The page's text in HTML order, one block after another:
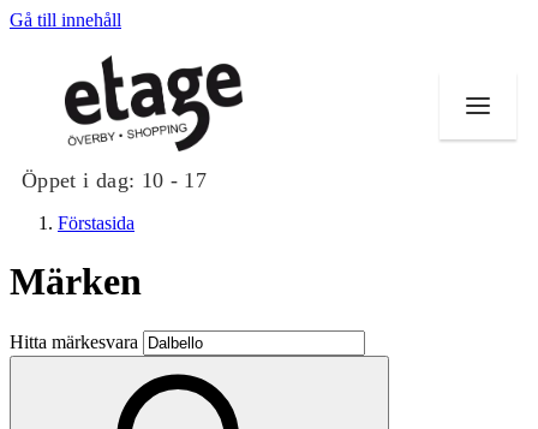
Gå till innehåll
Öppet i dag: 10 - 17
Butiker
Mat och dryck
Förstasida
Märken
Hitta märkesvara